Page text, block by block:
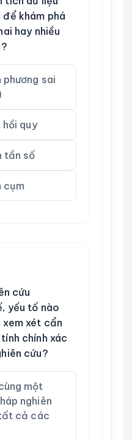
khám phá
hay nhiều
phương sai
hồi quy
tần số
cụm
cứu
yếu tố nào
xét cẩn
chính xác
cứu?
một
nghiên
cả các